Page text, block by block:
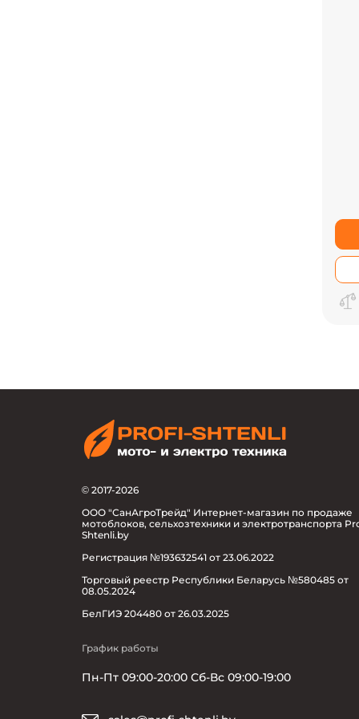
© 2017-2026
ООО "СанАгроТрейд" Интернет-магазин по продаже
мотоблоков, сельхозтехники и электротранспорта
Shtenli.by
Регистрация №193632541 от 23.06.2022
Торговый реестр Республики Беларусь №580485 от
08.05.2024
БелГИЭ 204480 от 26.03.2025
График работы
Пн-Пт 09:00-20:00 Сб-Вс 09:00-19:00